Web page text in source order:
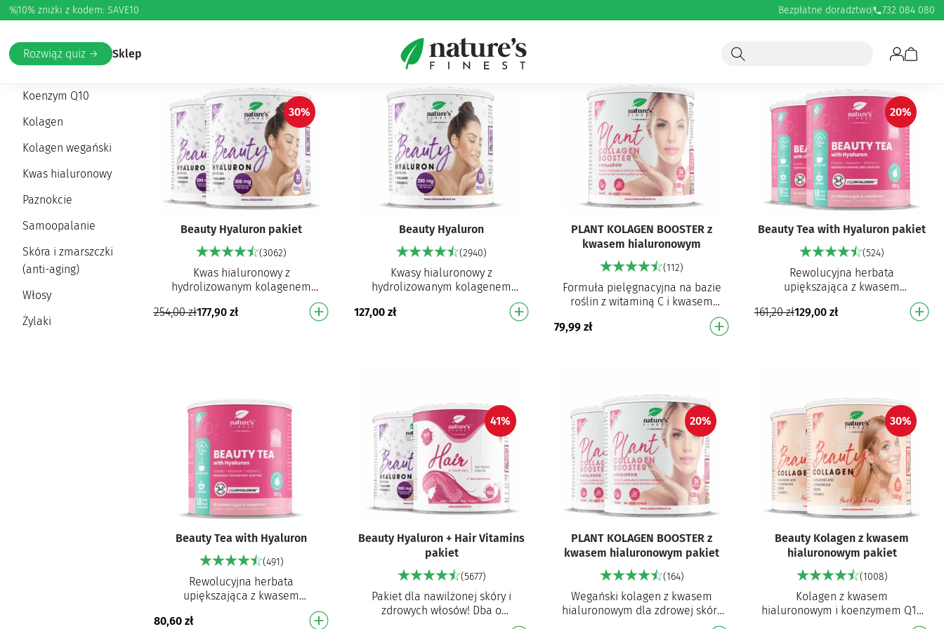
%10% zniżki z kodem: SAVE10 Bezpłatne doradztwo 732 084 080
Rozwiąż quiz → Sklep
Strona główna/Uroda i pielęgnacja
Cellulit i rozstępy
Koenzym Q10
Kolagen
Kolagen wegański
Kwas hialuronowy
Paznokcie
Samoopalanie
Skóra i zmarszczki
(anti-aging)
Włosy
Żylaki
30%
Beauty Hyaluron pakiet
(3062)
Kwas hialuronowy z
hydrolizowanym kolagenem
Peptydy kolagenowe o wysokiej
biodostępności Zawiera 200 mg
254,00zł177,90 zł
Beauty Hyaluron
(2940)
Kwasy hialuronowy z
hydrolizowanym kolagenem
Peptydy kolagenowe o wysokiej
biodostępności Zawiera 200 mg
127,00 zł
PLANT KOLAGEN BOOSTER z
kwasem hialuronowym
(112)
Formuła pielęgnacyjna na bazie
roślin z witaminą C i kwasem
alternatywa: idealna dla
79,99 zł
20%
Beauty Tea with Hyaluron pakiet
(524)
Rewolucyjna herbata
upiększająca z kwasem
witaminą C Pomaga odżywić
161,20zł129,00 zł
Beauty Tea with Hyaluron
(491)
Rewolucyjna herbata
upiększająca z kwasem
witaminą C Pomaga odżywić
80,60 zł
41%
Beauty Hyaluron + Hair Vitamins
pakiet
(5677)
Pakiet dla nawilżonej skóry i
zdrowych włosów! Dba o
20%
PLANT KOLAGEN BOOSTER z
kwasem hialuronowym pakiet
(164)
Wegański kolagen z kwasem
hialuronowym dla zdrowej skóry
i stymulacji naturalnej syntezy
30%
Beauty Kolagen z kwasem
hialuronowym pakiet
(1008)
Kolagen z kwasem
hialuronowym i koenzymem Q10